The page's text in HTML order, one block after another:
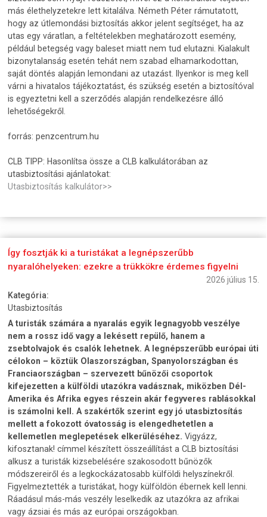
más élethelyzetekre lett kitalálva. Németh Péter rámutatott,
hogy az útlemondási biztosítás akkor jelent segítséget, ha az
utas egy váratlan, a feltételekben meghatározott esemény,
például betegség vagy baleset miatt nem tud elutazni. Kialakult
bizonytalanság esetén tehát nem szabad elhamarkodottan,
saját döntés alapján lemondani az utazást. Ilyenkor is meg kell
várni a hivatalos tájékoztatást, és szükség esetén a biztosítóval
is egyeztetni kell a szerződés alapján rendelkezésre álló
lehetőségekről.
forrás: penzcentrum.hu
CLB TIPP: Hasonlítsa össze a CLB kalkulátorában az
utasbiztosítási ajánlatokat:
Utasbiztosítás kalkulátor>>
Így fosztják ki a turistákat a legnépszerűbb
nyaralóhelyeken: ezekre a trükkökre érdemes figyelni
2026 július 15.
Kategória:
Utasbiztosítás
A turisták számára a nyaralás egyik legnagyobb veszélye
nem a rossz idő vagy a lekésett repülő, hanem a
zsebtolvajok és csalók lehetnek. A legnépszerűbb európai úti
célokon – köztük Olaszországban, Spanyolországban és
Franciaországban – szervezett bűnözői csoportok
kifejezetten a külföldi utazókra vadásznak, miközben Dél-
Amerika és Afrika egyes részein akár fegyveres rablásokkal
is számolni kell. A szakértők szerint egy jó utasbiztosítás
mellett a fokozott óvatosság is elengedhetetlen a
kellemetlen meglepetések elkerüléséhez. Vigyázz,
kifosztanak! címmel készített összeállítást a CLB biztosítási
alkusz a turisták kizsebelésére szakosodott bűnözők
módszereiről és a legkockázatosabb külföldi helyszínekről.
Figyelmeztették a turistákat, hogy külföldön ébernek kell lenni.
Ráadásul más-más veszély leselkedik az utazókra az afrikai
vagy ázsiai és más az európai országokban.